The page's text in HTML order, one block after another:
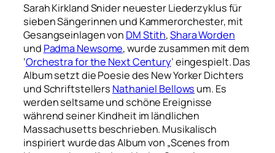
Sarah Kirkland Snider neuester Liederzyklus für
sieben Sängerinnen und Kammerorchester, mit
Gesangseinlagen von DM Stith,Shara Worden
und Padma Newsome, wurde zusammen mit dem
‘Orchestra for the Next Century’ eingespielt. Das
Album setzt die Poesie des New Yorker Dichters
und Schriftstellers Nathaniel Bellows um. Es
werden seltsame und schöne Ereignisse
während seiner Kindheit im ländlichen
Massachusetts beschrieben. Musikalisch
inspiriert wurde das Album von „Scenes from